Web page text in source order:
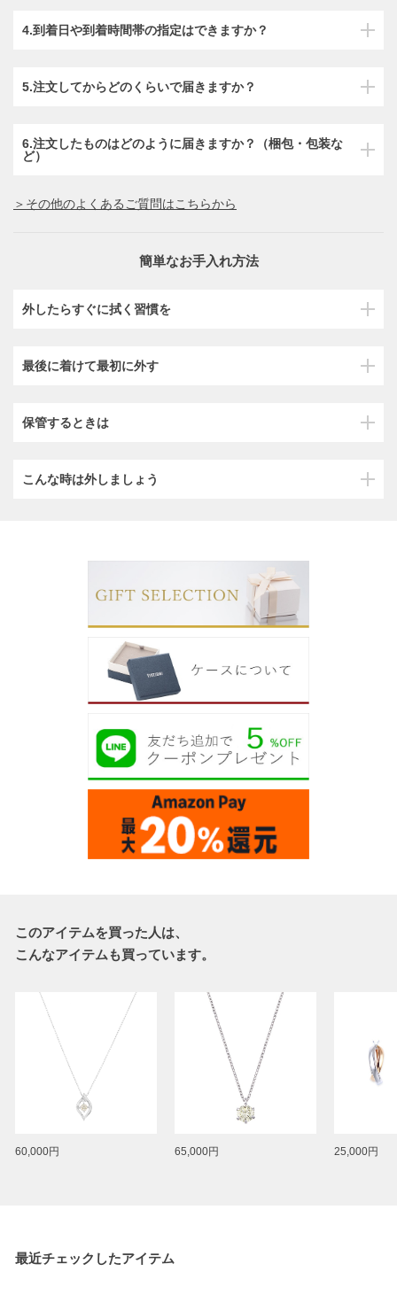
4.到着日や到着時間帯の指定はできますか？
5.注文してからどのくらいで届きますか？
6.注文したものはどのように届きますか？（梱包・包装な
ど）
＞その他のよくあるご質問はこちらから
簡単なお手入れ方法
外したらすぐに拭く習慣を
最後に着けて最初に外す
保管するときは
こんな時は外しましょう
このアイテムを買った人は、
こんなアイテムも買っています。
60,000円 65,000円 25,000円
最近チェックしたアイテム